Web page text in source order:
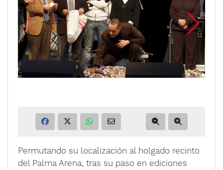
Permutando su localización al holgado recinto
del Palma Arena, tras su paso en ediciones